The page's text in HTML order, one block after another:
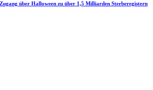
über Halloween zu über 1,5 Milliarden Sterberegistern